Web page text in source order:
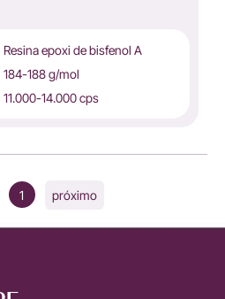
Resina epoxi de bisfenol A
184-188 g/mol
11.000-14.000 cps
1 próximo